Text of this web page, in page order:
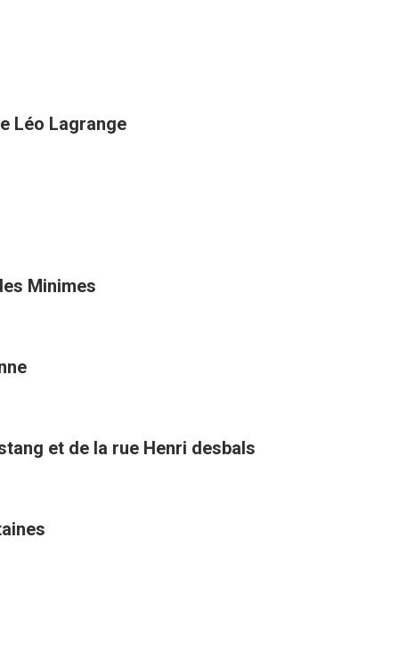
Léo Lagrange
Minimes
et de la rue Henri desbals